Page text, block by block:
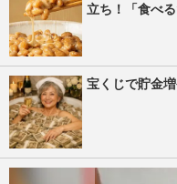
立ち！「食べ
宝くじで貯金